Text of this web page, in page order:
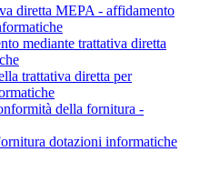
diretta MEPA - affidamento
mediante trattativa diretta
trattativa diretta per
della fornitura -
dotazioni informatiche